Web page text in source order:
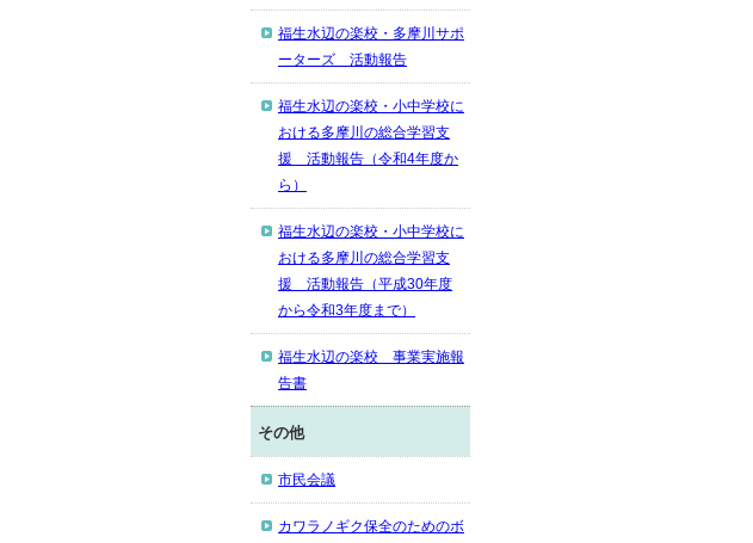
福生水辺の楽校・多摩川サポ
ーターズ 活動報告
福生水辺の楽校・小中学校に
おける多摩川の総合学習支
援 活動報告（令和4年度か
ら）
福生水辺の楽校・小中学校に
おける多摩川の総合学習支
援 活動報告（平成30年度
から令和3年度まで）
福生水辺の楽校 事業実施報
告書
その他
市民会議
カワラノギク保全のためのボ